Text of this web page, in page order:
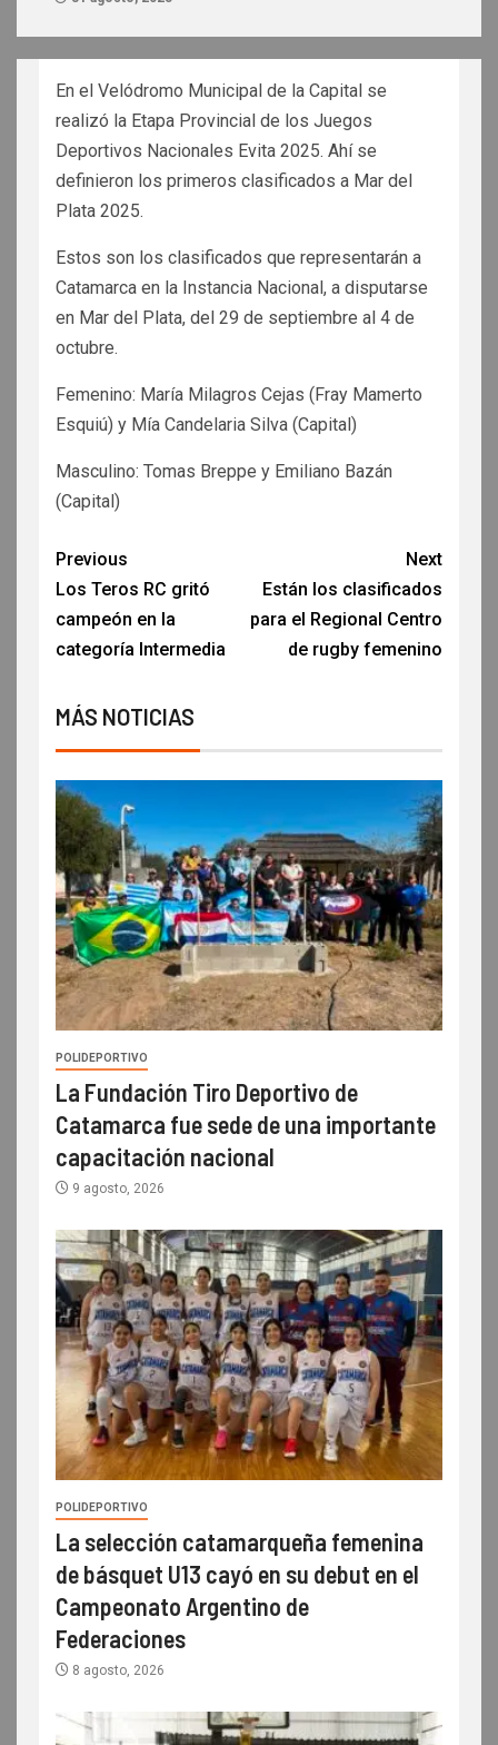
En el Velódromo Municipal de la Capital se
realizó la Etapa Provincial de los Juegos
Deportivos Nacionales Evita 2025. Ahí se
definieron los primeros clasificados a Mar del
Plata 2025.
Estos son los clasificados que representarán a
Catamarca en la Instancia Nacional, a disputarse
en Mar del Plata, del 29 de septiembre al 4 de
octubre.
Femenino: María Milagros Cejas (Fray Mamerto
Esquiú) y Mía Candelaria Silva (Capital)
Masculino: Tomas Breppe y Emiliano Bazán
(Capital)
Previous
Los Teros RC gritó
campeón en la
categoría Intermedia
Next
Están los clasificados
para el Regional Centro
de rugby femenino
MÁS NOTICIAS
POLIDEPORTIVO
La Fundación Tiro Deportivo de
Catamarca fue sede de una importante
capacitación nacional
9 agosto, 2026
POLIDEPORTIVO
La selección catamarqueña femenina
de básquet U13 cayó en su debut en el
Campeonato Argentino de
Federaciones
8 agosto, 2026